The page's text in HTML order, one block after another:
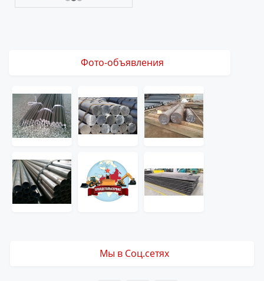
Фото-объявления
Мы в Соц.сетях